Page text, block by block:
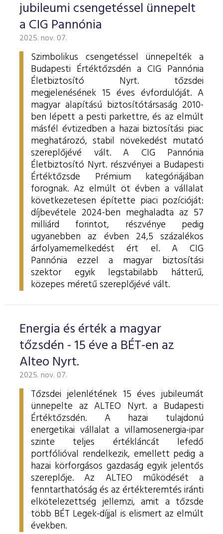
jubileumi csengetéssel ünnepelt
a CIG Pannónia
2025. nov. 07.
Szimbolikus csengetéssel ünnepelték a
Budapesti Értéktőzsdén a CIG Pannónia
Életbiztosító Nyrt. tőzsdei
megjelenésének 15 éves évfordulóját. A
magyar alapítású biztosítótársaság 2010-
ben lépett a pesti parkettre, és az elmúlt
másfél évtizedben a hazai biztosítási piac
meghatározó, stabil növekedést mutató
szereplőjévé vált. A CIG Pannónia
Életbiztosító Nyrt. részvényei a Budapesti
Értéktőzsde Prémium kategóriájában
forognak. Az elmúlt öt évben a vállalat
következetesen építette piaci pozícióját:
díjbevétele 2024-ben meghaladta az 57
milliárd forintot, részvénye pedig
ugyanebben az évben 24,5 százalékos
árfolyamemelkedést ért el. A CIG
Pannónia ezzel a magyar biztosítási
szektor egyik legstabilabb hátterű,
közepes méretű szereplőjévé vált.
Energia és érték a magyar
tőzsdén - 15 éve a BÉT-en az
Alteo Nyrt.
2025. nov. 07.
Tőzsdei jelenlétének 15 éves jubileumát
ünnepelte az ALTEO Nyrt. a Budapesti
Értéktőzsdén. A hazai tulajdonú
energetikai vállalat a villamosenergia-ipar
szinte teljes értékláncát lefedő
portfólióval rendelkezik, emellett pedig a
hazai körforgásos gazdaság egyik jelentős
szereplője. Az ALTEO működését a
fenntarthatóság és az értékteremtés iránti
elkötelezettség jellemzi, amit a tőzsde
több BÉT Legek-díjjal is elismert az elmúlt
években.